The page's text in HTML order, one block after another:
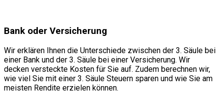
Bank oder Versicherung
Wir erklären Ihnen die Unterschiede zwischen der 3. Säule bei
einer Bank und der 3. Säule bei einer Versicherung. Wir
decken versteckte Kosten für Sie auf. Zudem berechnen wir,
wie viel Sie mit einer 3. Säule Steuern sparen und wie Sie am
meisten Rendite erzielen können.